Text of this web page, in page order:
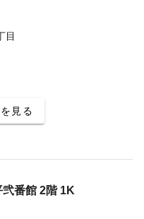
目
見る
番館 2階 1K